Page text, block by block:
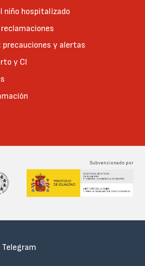
niño hospitalizado
precauciones y alertas
y CI
Subvencionado por
Telegram